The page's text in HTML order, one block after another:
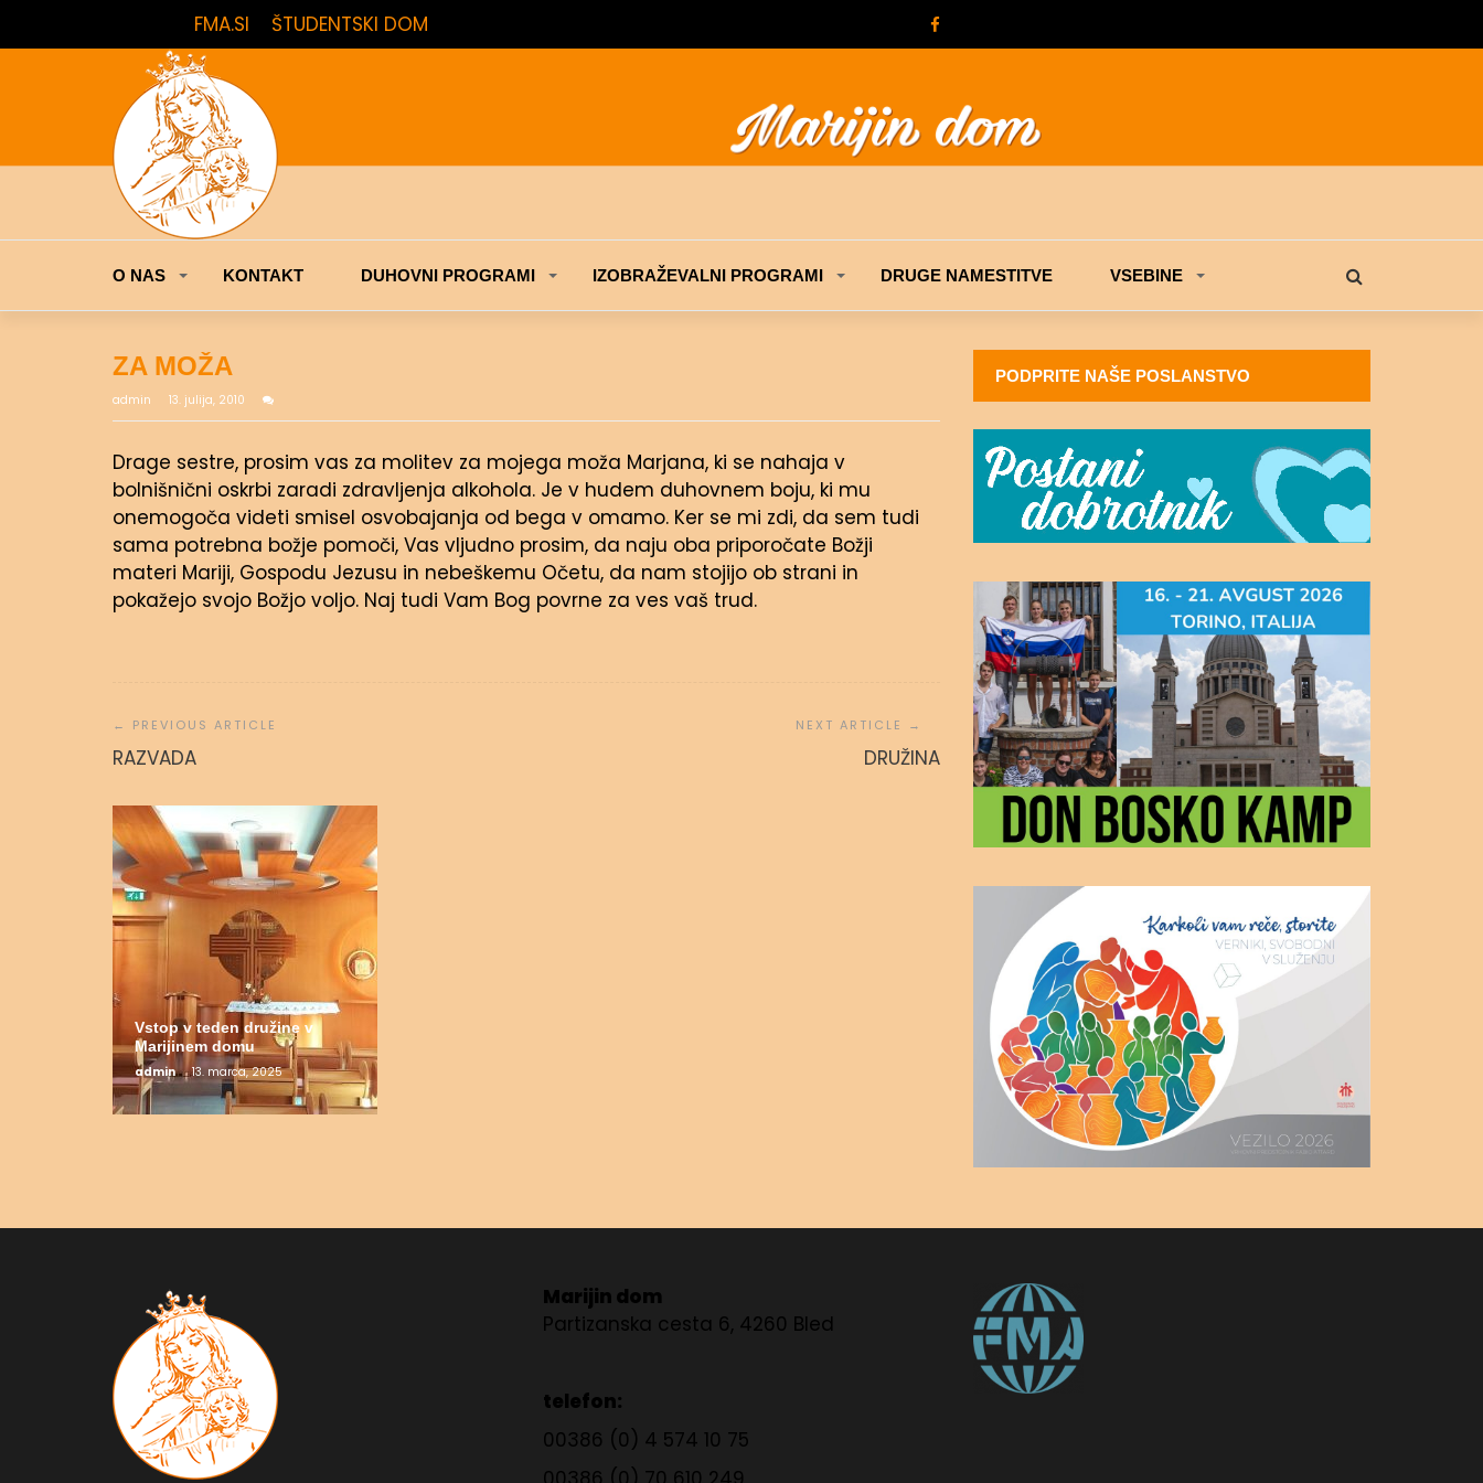
FMA.SI ŠTUDENTSKI DOM
O NAS KONTAKT DUHOVNI PROGRAMI IZOBRAŽEVALNI PROGRAMI DRUGE NAMESTITVE VSEBINE
ZA MOŽA
admin 13. julija, 2010
Drage sestre, prosim vas za molitev za mojega moža Marjana, ki se nahaja v
bolnišnični oskrbi zaradi zdravljenja alkohola. Je v hudem duhovnem boju, ki mu
onemogoča videti smisel osvobajanja od bega v omamo. Ker se mi zdi, da sem tudi
sama potrebna božje pomoči, Vas vljudno prosim, da naju oba priporočate Božji
materi Mariji, Gospodu Jezusu in nebeškemu Očetu, da nam stojijo ob strani in
pokažejo svojo Božjo voljo. Naj tudi Vam Bog povrne za ves vaš trud.
prispevka
RAZVADA DRUŽINA
Vstop v teden družine v
Marijinem domu
admin 13. marca, 2025
PODPRITE NAŠE POSLANSTVO
Marijin dom
Partizanska cesta 6, 4260 Bled
telefon:
00386 (0) 4 574 10 75